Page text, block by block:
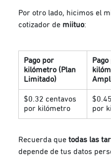
Por otro lado, hicimos el
cotizador de miituo:
Pago por
kilómetro (Plan
Limitado)
$0.32 centavos
por kilómetro
por
Recuerda quetodas las
depende de tus datos